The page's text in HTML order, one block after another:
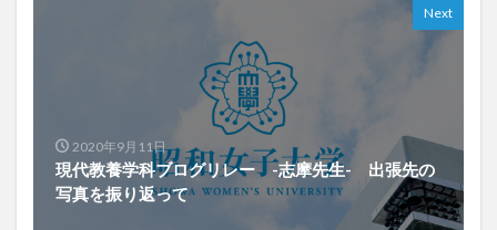
Next
2020年9月11日
現代教養学科ブログリレー -志摩先生- 出張先の
写真を振り返って